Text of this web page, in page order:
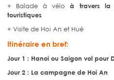
+ Balade à véloà travers la
touristiques
+ Visite de Hoi An et Hué
Itinéraire en bref:
Jour 1 : Hanoi ou Saigon vol pour
Jour 2 : La campagne de Hoi An